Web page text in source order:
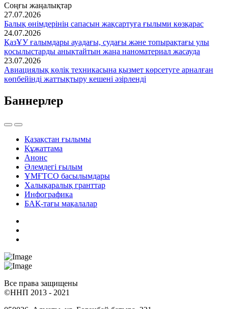
Соңғы жаңалықтар
27.07.2026
Балық өнімдерінің сапасын жақсартуға ғылыми көзқарас
24.07.2026
ҚазҰУ ғалымдары ауадағы, судағы және топырақтағы улы
қосылыстарды анықтайтын жаңа наноматериал жасауда
23.07.2026
Авиациялық көлік техникасына қызмет көрсетуге арналған
көпбейінді жаттықтыру кешені әзірленді
Баннерлер
Қазақстан ғылымы
Құжаттама
Анонс
Әлемдегі ғылым
ҰМҒТСО басылымдары
Халықаралық гранттар
Инфографика
БАҚ-тағы мақалалар
Все права защищены
©ННП 2013 - 2021